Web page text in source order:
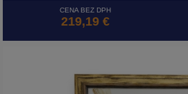
CENA BEZ DPH
219,19 €